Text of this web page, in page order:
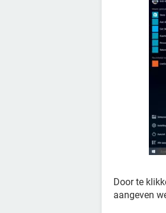
Door te
aangeven